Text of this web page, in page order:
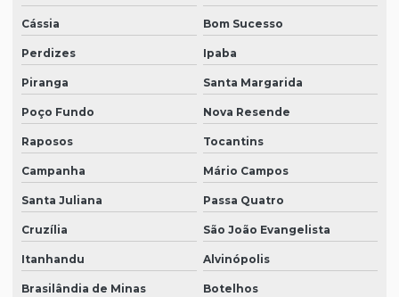
Cássia Bom Sucesso
Perdizes Ipaba
Piranga Santa Margarida
Poço Fundo Nova Resende
Raposos Tocantins
Campanha Mário Campos
Santa Juliana Passa Quatro
Cruzília São João Evangelista
Itanhandu Alvinópolis
Brasilândia de Minas Botelhos